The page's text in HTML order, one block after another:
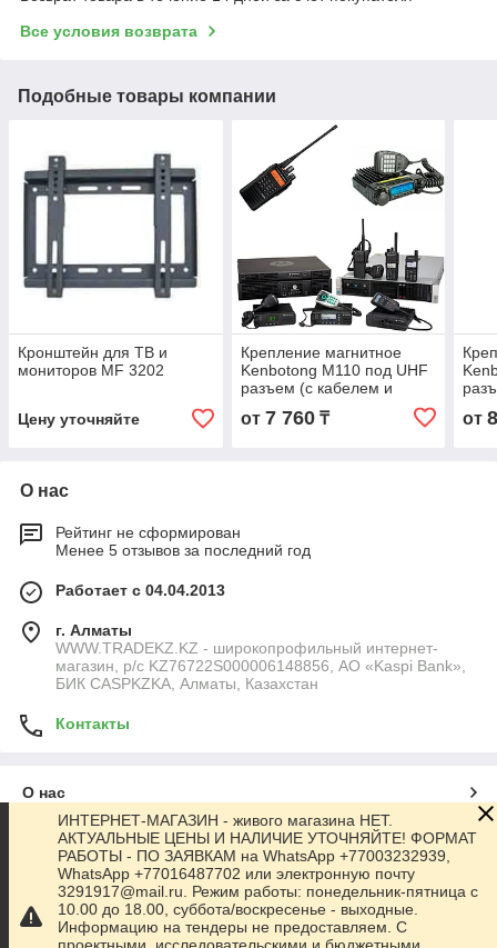
Все условия возврата
Подобные товары компании
Кронштейн для ТВ и
мониторов MF 3202
Цену уточняйте
Крепление магнитное
Kenbotong M110 под UHF
разъем (с кабелем и
разъемом UHF male)
от 7 760₸ от
О нас
Рейтинг не сформирован
Менее 5 отзывов за последний год
Работает с 04.04.2013
г. Алматы
WWW.TRADEKZ.KZ - широкопрофильный интернет-
магазин, р/с KZ76722S000006148856, АО «Kaspi Bank»,
БИК CASPKZKA, Алматы, Казахстан
Контакты
О нас
Контакты
Доставка и оплата
ИНТЕРНЕТ-МАГАЗИН - живого магазина НЕТ.
АКТУАЛЬНЫЕ ЦЕНЫ И НАЛИЧИЕ УТОЧНЯЙТЕ! ФОРМАТ
РАБОТЫ - ПО ЗАЯВКАМ на WhatsApp +77003232939,
WhatsApp +77016487702 или электронную почту
3291917@mail.ru. Режим работы: понедельник-пятница с
10.00 до 18.00, суббота/воскресенье - выходные.
Информацию на тендеры не предоставляем. С